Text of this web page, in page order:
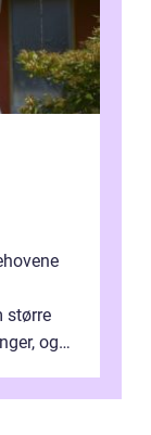
større
og